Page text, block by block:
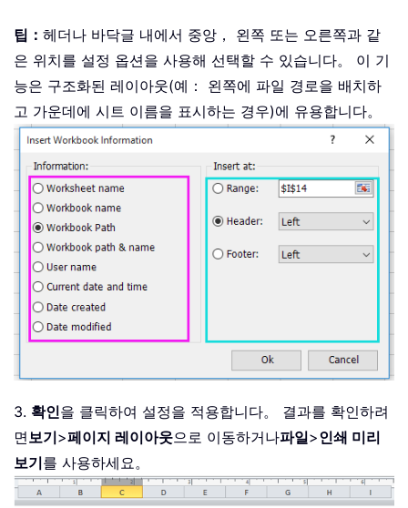
팁： 헤더나 바닥글 내에서 중앙， 왼쪽 또는 오른쪽과 같
은 위치를 설정 옵션을 사용해 선택할 수 있습니다。 이 기
능은 구조화된 레이아웃(예： 왼쪽에 파일 경로을 배치하
고 가운데에 시트 이름을 표시하는 경우)에 유용합니다。
3. 확인을 클릭하여 설정을 적용합니다。 결과를 확인하려
면보기>페이지 레이아웃으로 이동하거나파일>인쇄 미리
보기를 사용하세요。